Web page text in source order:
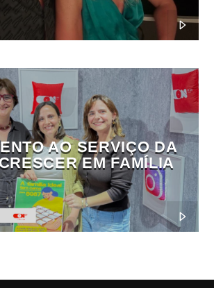
AO SERVIÇO DA
VIDA – CRESCER EM FAMÍLIA